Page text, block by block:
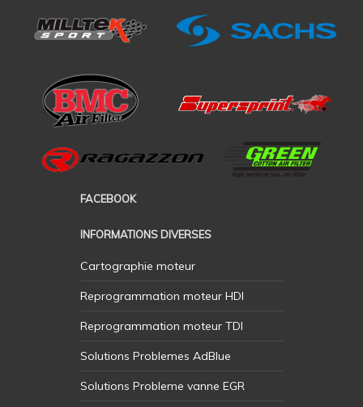
FACEBOOK
INFORMATIONS DIVERSES
Cartographie moteur
Reprogrammation moteur HDI
Reprogrammation moteur TDI
Solutions Problemes AdBlue
Solutions Probleme vanne EGR